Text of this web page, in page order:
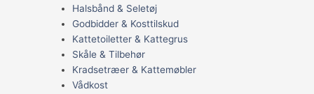
Halsbånd & Seletøj
Godbidder & Kosttilskud
Kattetoiletter & Kattegrus
Skåle & Tilbehør
Kradsetræer & Kattemøbler
Vådkost